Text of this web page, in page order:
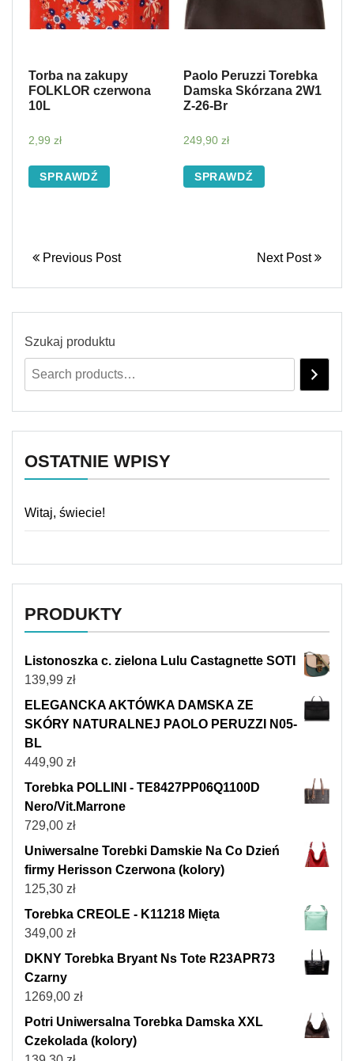
Torba na zakupy
FOLKLOR czerwona
10L
2,99 zł
SPRAWDŹ
Paolo Peruzzi Torebka
Damska Skórzana 2W1
Z-26-Br
249,90 zł
SPRAWDŹ
Previous Post Next Post
Szukaj produktu
OSTATNIE WPISY
Witaj, świecie!
PRODUKTY
Listonoszka c. zielona Lulu Castagnette SOTI
139,99 zł
ELEGANCKA AKTÓWKA DAMSKA ZE
SKÓRY NATURALNEJ PAOLO PERUZZI N05-
BL
449,90 zł
Torebka POLLINI - TE8427PP06Q1100D
Nero/Vit.Marrone
729,00 zł
Uniwersalne Torebki Damskie Na Co Dzień
firmy Herisson Czerwona (kolory)
125,30 zł
Torebka CREOLE - K11218 Mięta
349,00 zł
DKNY Torebka Bryant Ns Tote R23APR73
Czarny
1269,00 zł
Potri Uniwersalna Torebka Damska XXL
Czekolada (kolory)